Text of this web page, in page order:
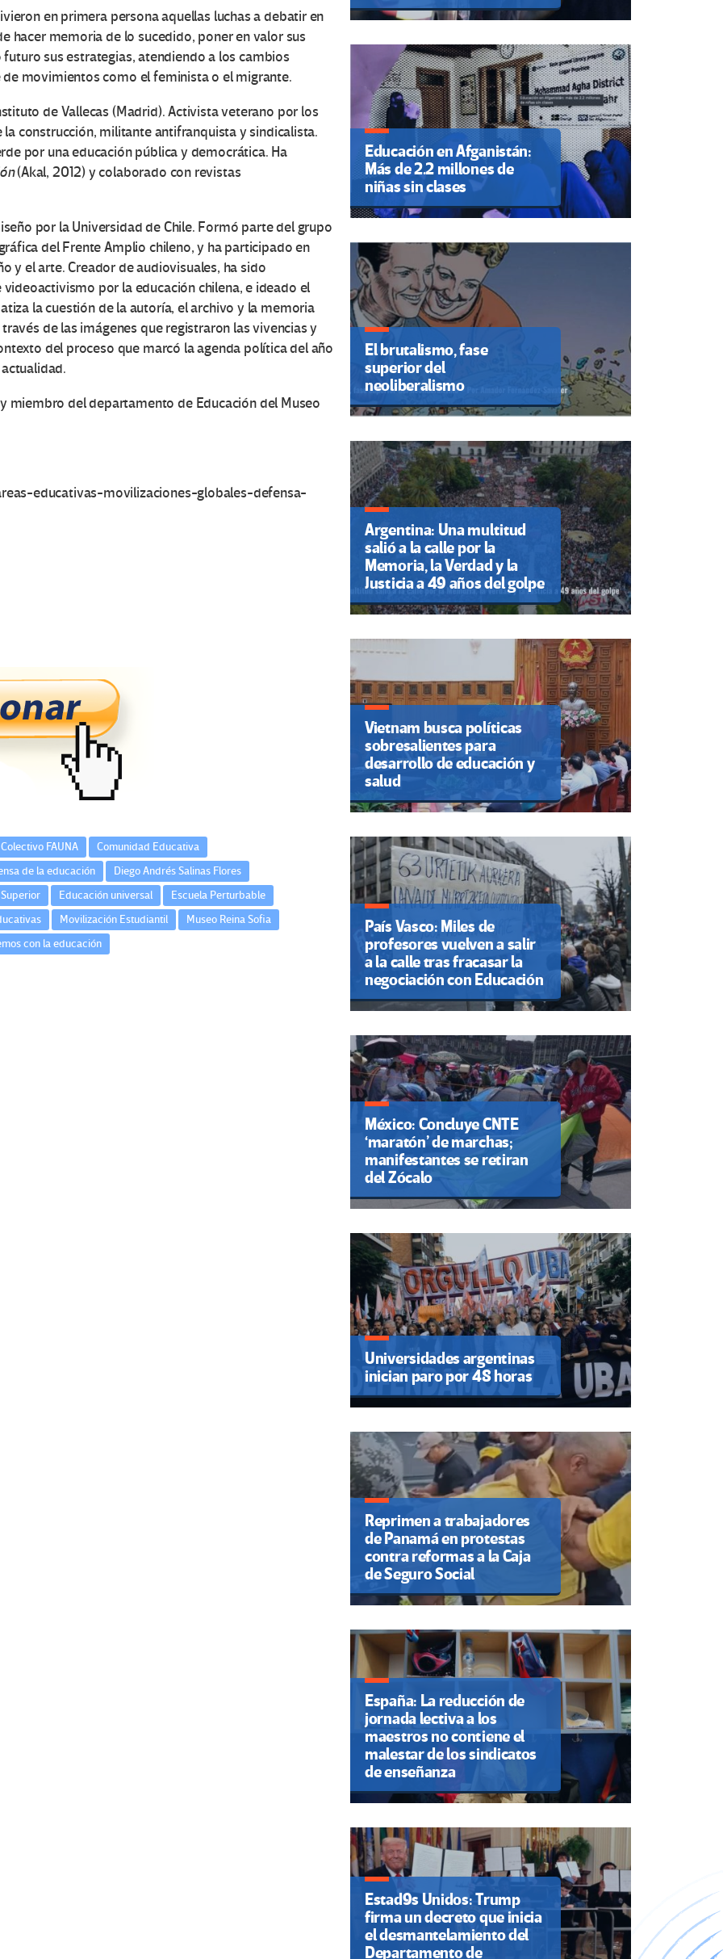
en primera persona aquellas luchas a debatir en
hacer memoria de lo sucedido, poner en valor sus
sus estrategias, atendiendo a los cambios
movimientos como el feminista o el migrante.
de Vallecas (Madrid). Activista veterano por los
construcción, militante antifranquista y sindicalista.
por una educación pública y democrática. Ha
(Akal, 2012) y colaborado con revistas
por la Universidad de Chile. Formó parte del grupo
del Frente Amplio chileno, y ha participado en
y el arte. Creador de audiovisuales, ha sido
por la educación chilena, e ideado el
la cuestión de la autoría, el archivo y la memoria
de las imágenes que registraron las vivencias y
del proceso que marcó la agenda política del año
miembro del departamento de Educación del Museo
educativas-movilizaciones-globales-defensa-
Colectivo FAUNA
Comunidad Educativa
de la educación
Diego Andrés Salinas Flores
Educación universal
Escuela Perturbable
Movilización Estudiantil
Museo Reina Sofia
con la educación
Educación en Afganistán:
Más de 2.2 millones de
niñas sin clases
El brutalismo, fase
superior del
neoliberalismo
Argentina: Una multitud
salió a la calle por la
Memoria, la Verdad y la
Justicia a 49 años del golpe
Vietnam busca políticas
sobresalientes para
desarrollo de educación y
salud
País Vasco: Miles de
profesores vuelven a salir
a la calle tras fracasar la
negociación con Educación
México: Concluye CNTE
‘maratón’ de marchas;
manifestantes se retiran
del Zócalo
Universidades argentinas
inician paro por 48 horas
Reprimen a trabajadores
de Panamá en protestas
contra reformas a la Caja
de Seguro Social
España: La reducción de
jornada lectiva a los
maestros no contiene el
malestar de los sindicatos
de enseñanza
Estad9s Unidos: Trump
firma un decreto que inicia
el desmantelamiento del
Departamento de